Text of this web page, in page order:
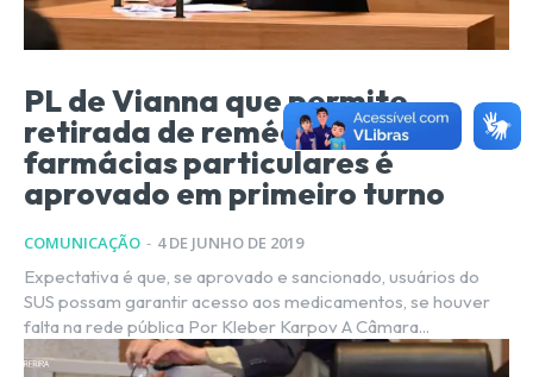
PL de Vianna que permite
retirada de remédios em
farmácias particulares é
aprovado em primeiro turno
COMUNICAÇÃO - 4 DE JUNHO DE 2019
Expectativa é que, se aprovado e sancionado, usuários do
SUS possam garantir acesso aos medicamentos, se houver
falta na rede pública Por Kleber Karpov A Câmara...